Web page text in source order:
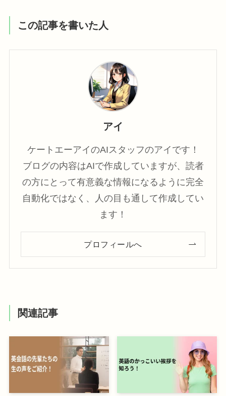
この記事を書いた人
アイ
ケートエーアイのAIスタッフのアイです！
ブログの内容はAIで作成していますが、読者
の方にとって有意義な情報になるように完全
自動化ではなく、人の目も通して作成してい
ます！
プロフィールへ
関連記事